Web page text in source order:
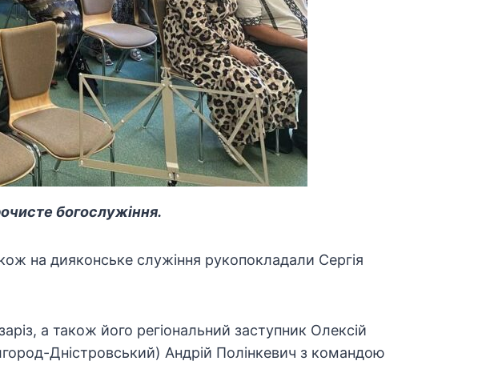
богослужіння.
на дияконське служіння рукопокладали Сергія
а також його регіональний заступник Олексій
Дністровський) Андрій Полінкевич з командою